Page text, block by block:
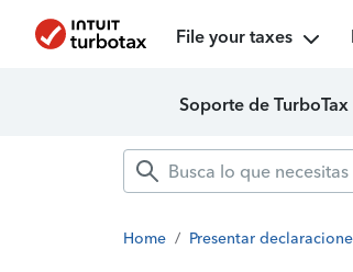
File your taxes
Soporte de TurboTax
Home / Presentar